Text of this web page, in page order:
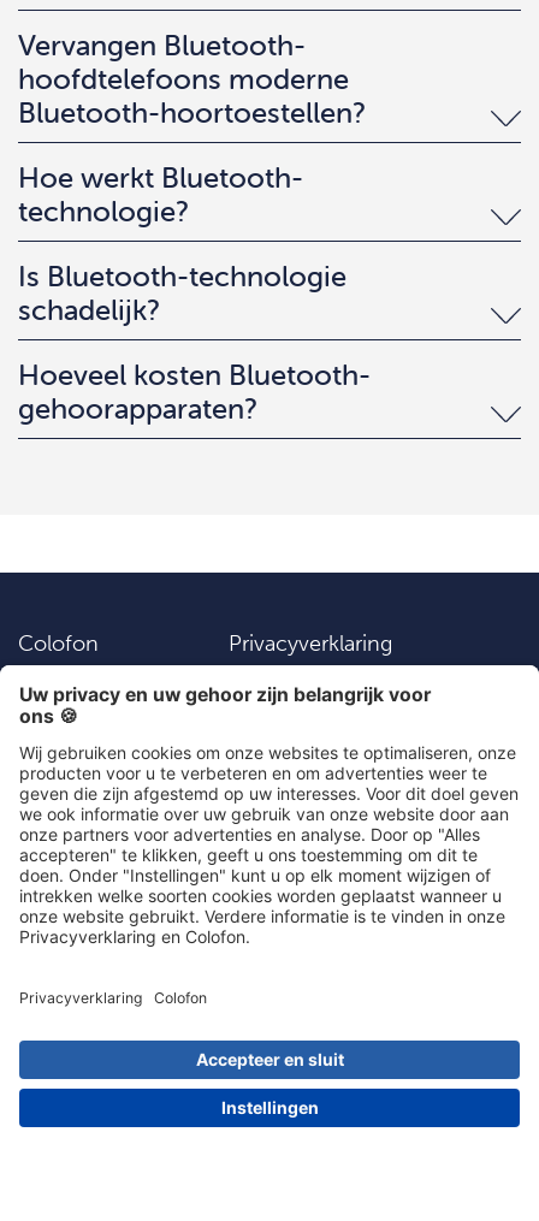
Vervangen Bluetooth-
hoofdtelefoons moderne
Bluetooth-hoortoestellen?
Hoe werkt Bluetooth-
technologie?
Is Bluetooth-technologie
schadelijk?
Hoeveel kosten Bluetooth-
gehoorapparaten?
Colofon
Privacyverklaring
Vacatures
Instellingen
Contact
voorwaarden
Social Media
030 203 01 41
Meest populaire artikelen